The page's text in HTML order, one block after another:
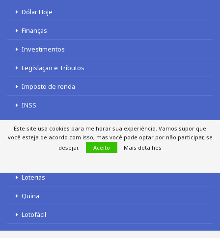
Dólar Hoje
Finanças
Investimentos
Legislação e Tributos
Imposto de renda
INSS
LOTERIAS
Loterias
Quina
Lotofácil
Mega-Sena
Este site usa cookies para melhorar sua experiência. Vamos supor que
você esteja de acordo com isso, mas você pode optar por não participar, se
desejar.
Aceito Mais detalhes